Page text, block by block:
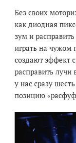
Без своих
как диодная
зум и
играть на чужом
создают эффект
расправить лучи
у нас сразу
позицию